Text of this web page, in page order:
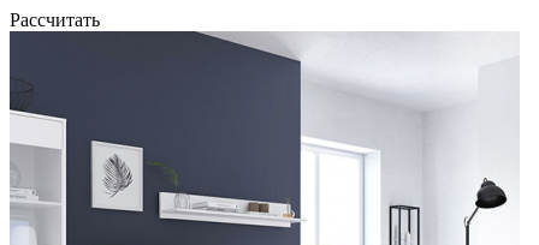
Рассчитать